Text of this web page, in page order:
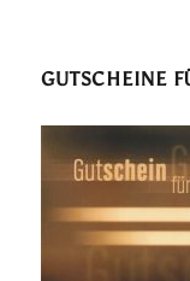
GUTSCHEINE